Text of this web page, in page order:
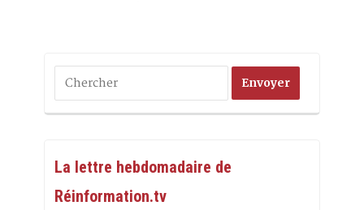
La lettre hebdomadaire de
Réinformation.tv